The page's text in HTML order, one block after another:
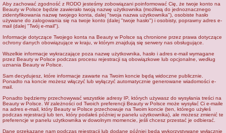
Aby zachować zgodność z RODO jesteśmy zobowiązani poinformować Cię, że twoje konto na
Beauty w Polsce będzie zawierało twoją nazwę użytkownika (możliwą do jednoznacznego
zidentyfikowania nazwę twojego konta, dalej "twoja nazwa użytkownika"), osobiste hasło
używane do zalogowania się na twoje konto (dalej "twoje hasło") i osobisty, poprawny adres e-
mail (dalej "Twój e-mail").
Informacje dotyczące Twojego konta na Beauty w Polsce są chronione przez prawa dotyczące
ochrony danych obowiązujące w kraju, w którym znajdują się serwery nas obsługujące.
Wszelkie informacje wykraczające poza nazwę użytkownika, hasło i adres e-mail wymagane
przez Beauty w Polsce podczas procesu rejestracji są obowiązkowe lub opcjonalne, według
uznania Beauty w Polsce.
Sam decydujesz, które informacje zawarte na Twoim koncie będą widoczne publicznie.
Ponadto na koncie możesz włączyć lub wyłączyć automatycznie generowane wiadomości e-
mail.
Ponadto będziemy przechowywać wszystkie adresy IP, których używasz do wysyłania treści na
Beauty w Polsce. W zależności od Twoich preferencji Beauty w Polsce może wysyłać Ci e-maile
na adres e-mail, który Beauty w Polsce przechowuje na Twoim koncie (ten, którego użyłeś
podczas rejestracji lub ten, który podałeś później w panelu użytkownika), ale możesz zmienić te
preferencje w panelu użytkownika w dowolnym momencie, jeśli chcesz przestać je odbierać.
Dane przekazane nam podczas rejestracji lub dodane później będą wykorzystywane wyłącznie